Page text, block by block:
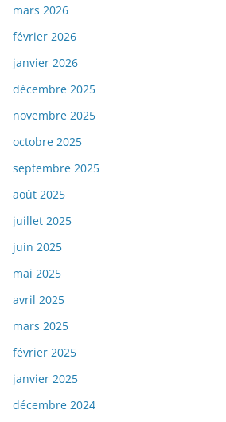
mars 2026
février 2026
janvier 2026
décembre 2025
novembre 2025
octobre 2025
septembre 2025
août 2025
juillet 2025
juin 2025
mai 2025
avril 2025
mars 2025
février 2025
janvier 2025
décembre 2024